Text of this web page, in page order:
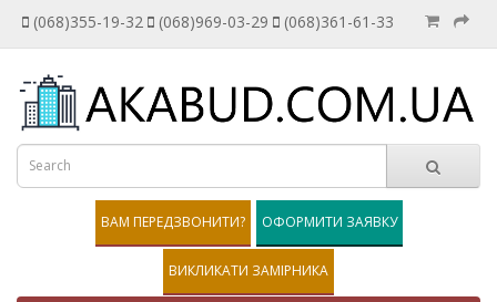
(068)355-19-32 (068)969-03-29 (068)361-61-33
ВАМ ПЕРЕДЗВОНИТИ? ОФОРМИТИ ЗАЯВКУ
ВИКЛИКАТИ ЗАМІРНИКА